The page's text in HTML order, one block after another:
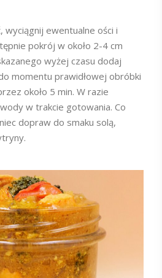
wyciągnij ewentualne ości i
pokrój w około 2-4 cm
wyżej czasu dodaj
momentu prawidłowej obróbki
około 5 min. W razie
w trakcie gotowania. Co
dopraw do smaku solą,